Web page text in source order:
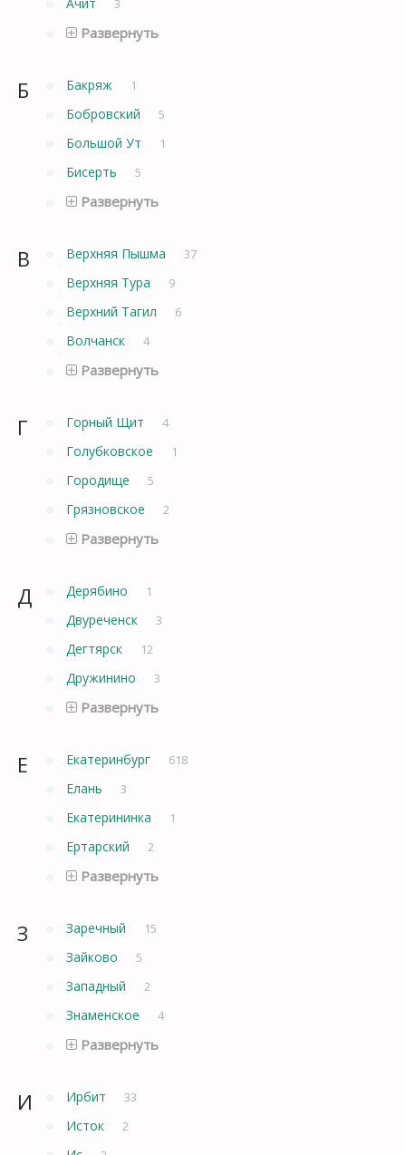
Развернуть
Б Бакряж 1
Бобровский 5
Большой Ут 1
Бисерть 5
Развернуть
В Верхняя Пышма 37
Верхняя Тура 9
Верхний Тагил 6
Волчанск 4
Развернуть
Г Горный Щит 4
Голубковское 1
Городище 5
Грязновское 2
Развернуть
Д Дерябино 1
Двуреченск 3
Дегтярск 12
Дружинино 3
Развернуть
Е Екатеринбург 618
Елань 3
Екатерининка 1
Ертарский 2
Развернуть
З Заречный 15
Зайково 5
Западный 2
Знаменское 4
Развернуть
И Ирбит 33
Исток 2